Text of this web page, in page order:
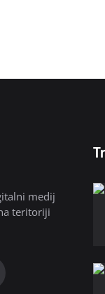
medij
teritoriji